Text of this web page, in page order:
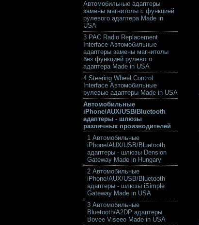
Автомобильные адаптеры
замены магнитолы с функцией
рулевого адаптера Made in
USA
3 PAC Radio Replacement
Interface Автомобильные
адаптеры замены магнитолы
без функцией рулевого
адаптера Made in USA
4 Steering Wheel Control
Interface Автомобильные
рулевые адаптеры Made in USA
Автомобильные
iPhone/AUX/USB/Bluetooth
адаптеры - шлюзы
различных производителей
1 Автомобильные
iPhone/AUX/USB/Bluetooth
адаптеры - шлюзы Dension
Gateway Made in Hungary
2 Автомобильные
iPhone/AUX/USB/Bluetooth
адаптеры - шлюзы iSimple
Gateway Made in USA
3 Автомобильные
Bluetooth/A2DP адаптеры
Bovee Viseeo Made in USA